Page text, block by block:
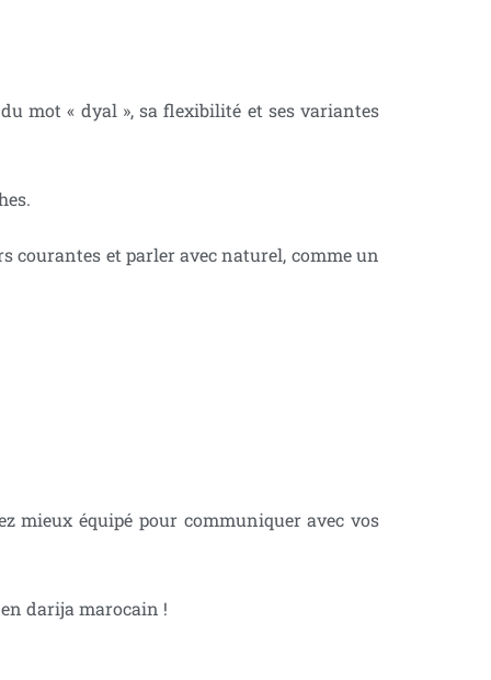
mot « dyal », sa flexibilité et ses variantes
parler des proches.
courantes et parler avec naturel, comme un
mieux équipé pour communiquer avec vos
darija marocain !